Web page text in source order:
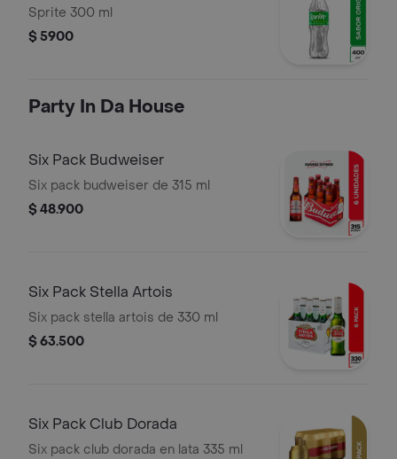
Sprite 300 ml
$ 5900
Party In Da House
Six Pack Budweiser
Six pack budweiser de 315 ml
$ 48.900
Six Pack Stella Artois
Six pack stella artois de 330 ml
$ 63.500
Six Pack Club Dorada
Six pack club dorada en lata 335 ml